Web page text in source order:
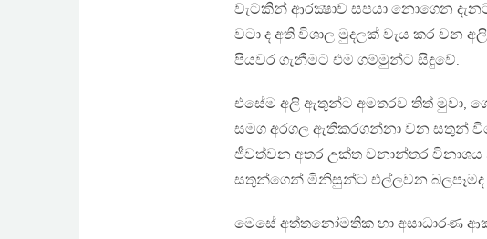
වැටකින් ආරක්‍ෂාව සපයා නොගෙන
වටා ද අති විශාල මුදලක් වැය කර වන
පියවර ගැනීමට එම ගම්මුන්ට සිදුවේ.
එසේම අලි ඇතුන්ට අමතරව තිත් මුවා,
සමග අරගල ඇතිකරගන්නා වන සතුන්
ජීවත්වන අතර උක්ත වනාන්තර
සතුන්ගෙන් මිනිසුන්ට එල්ලවන බලපෑමද
මෙසේ අත්තනෝමතික හා අසාධාරණ